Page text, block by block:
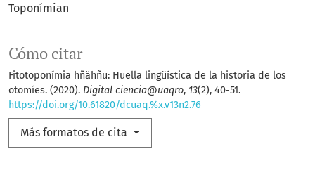
Toponímian
Cómo citar
Fitotoponímia hñähñu: Huella lingüística de la historia de los
otomíes. (2020). Digital ciencia@uaqro, 13(2), 40-51.
https://doi.org/10.61820/dcuaq.%x.v13n2.76
Más formatos de cita